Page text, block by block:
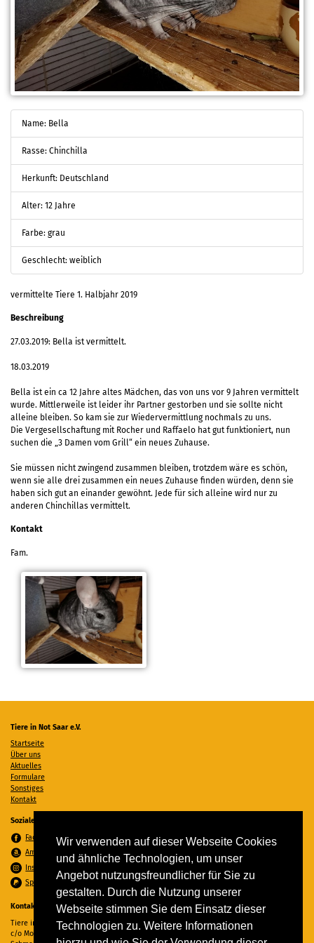
Wir verwenden auf dieser Webseite Cookies
und ähnliche Technologien, um unser
Angebot nutzungsfreundlicher für Sie zu
gestalten. Durch die Nutzung unserer
Webseite stimmen Sie dem Einsatz dieser
Technologien zu. Weitere Informationen
Name: Bella
Rasse: Chinchilla
Herkunft: Deutschland
Alter: 12 Jahre
Farbe: grau
Geschlecht: weiblich
vermittelte Tiere 1. Halbjahr 2019
Beschreibung
27.03.2019: Bella ist vermittelt.
18.03.2019
Bella ist ein ca 12 Jahre altes Mädchen, das von uns vor 9 Jahren vermittelt
wurde. Mittlerweile ist leider ihr Partner gestorben und sie sollte nicht
alleine bleiben. So kam sie zur Wiedervermittlung nochmals zu uns.
Die Vergesellschaftung mit Rocher und Raffaelo hat gut funktioniert, nun
suchen die „3 Damen vom Grill“ ein neues Zuhause.
Sie müssen nicht zwingend zusammen bleiben, trotzdem wäre es schön,
wenn sie alle drei zusammen ein neues Zuhause finden würden, denn sie
haben sich gut an einander gewöhnt. Jede für sich alleine wird nur zu
anderen Chinchillas vermittelt.
Kontakt
Fam.
Tiere in Not Saar e.V.
Startseite
Über uns
Aktuelles
Formulare
Sonstiges
Kontakt
Soziale Medien
Facebook
Amazon Wunschzettel
Instagram
Spenden per PayPal
Kontakt
Tiere in Not Saar e.V.
c/o Monika Ewen